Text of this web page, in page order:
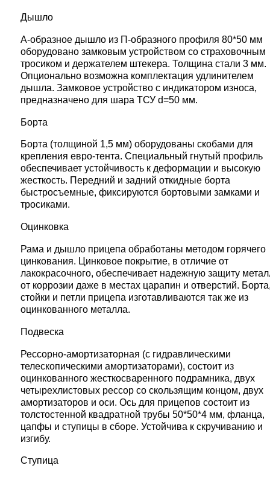
Дышло
А-образное дышло из П-образного профиля 80*50 мм
оборудовано замковым устройством со страховочным
тросиком и держателем штекера. Толщина стали 3 мм.
Опционально возможна комплектация удлинителем
дышла. Замковое устройство с индикатором износа,
предназначено для шара ТСУ d=50 мм.
Борта
Борта (толщиной 1,5 мм) оборудованы скобами для
крепления евро-тента. Специальный гнутый профиль
обеспечивает устойчивость к деформации и высокую
жесткость. Передний и задний откидные борта
быстросъемные, фиксируются бортовыми замками и
тросиками.
Оцинковка
Рама и дышло прицепа обработаны методом горячего
цинкования. Цинковое покрытие, в отличие от
лакокрасочного, обеспечивает надежную защиту
от коррозии даже в местах царапин и отверстий.
стойки и петли прицепа изготавливаются так же из
оцинкованного металла.
Подвеска
Рессорно-амортизаторная (с гидравлическими
телескопическими амортизаторами), состоит из
оцинкованного жесткосваренного подрамника, двух
четырехлистовых рессор со скользящим концом, двух
амортизаторов и оси. Ось для прицепов состоит из
толстостенной квадратной трубы 50*50*4 мм, фланца,
цапфы и ступицы в сборе. Устойчива к скручиванию и
изгибу.
Ступица